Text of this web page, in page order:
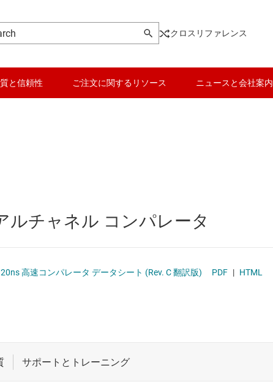
クロスリファレンス
と信頼性 ご注文に関するリソース ニュースと会社案内
マイコン (MCU) / プロセッサ
ロジックと電圧変換
絶縁
ン アンプ
ルチャネル コンパレータ
高速コンパレータ データシート (Rev. C 翻訳版) PDF | HTML